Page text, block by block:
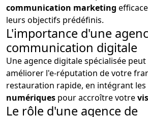
communication marketing
leurs objectifs prédéfinis.
L'importance d'une
communication digitale
Une agence digitale spécialisée
améliorer l'e-réputation de votre
restauration rapide, en intégrant les
numériques pour accroître votre
Le rôle d'une agence de